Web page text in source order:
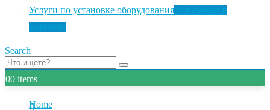
Услуги по установке оборудования
Search
00 items
Home